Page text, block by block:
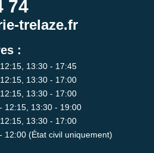
74
trelaze.fr
:
13:30 - 17:45
13:30 - 17:00
13:30 - 17:00
12:15, 13:30 - 19:00
13:30 - 17:00
12:00 (État civil uniquement)